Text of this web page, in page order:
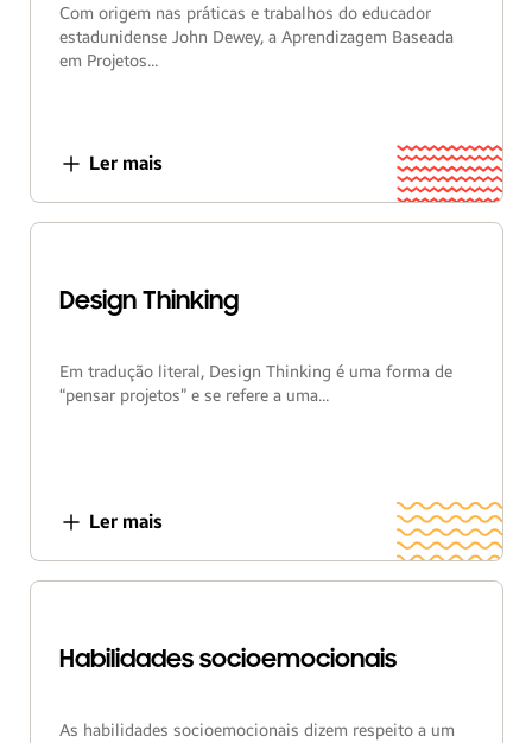
Com origem nas práticas e trabalhos do educador
estadunidense John Dewey, a Aprendizagem Baseada
em Projetos...
Ler mais
Design Thinking
Em tradução literal, Design Thinking é uma forma de
“pensar projetos” e se refere a uma...
Ler mais
Habilidades socioemocionais
As habilidades socioemocionais dizem respeito a um